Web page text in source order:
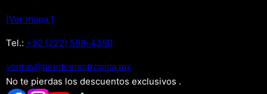
[Ver mapa.]
Tel.: +52 (222) 598-4350
xm.acinortceleedneit@satnev
No te pierdas los descuentos exclusivos .